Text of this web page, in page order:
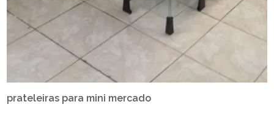
prateleiras para mini mercado